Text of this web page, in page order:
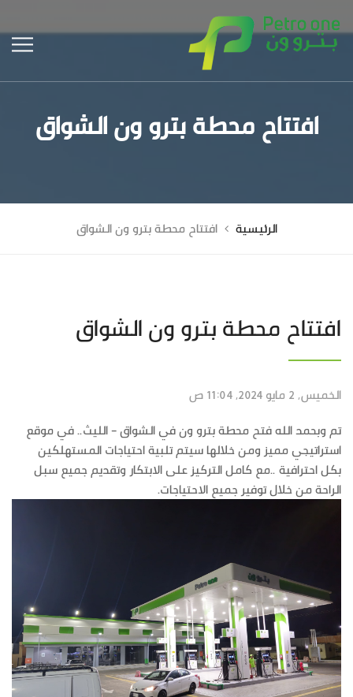
افتتاح محطة بترو ون الشواق
الرئيسية افتتاح محطة بترو ون الشواق
افتتاح محطة بترو ون الشواق
الخميس, 2 مايو 2024, 11:04 ص
تم وبحمد الله فتح محطة بترو ون في الشواق - الليث.. في موقع
استراتيجي مميز ومن خلالها سيتم تلبية احتياجات المستهلكين
بكل احترافية ..مع كامل التركيز على الابتكار وتقديم جميع سبل
الراحة من خلال توفير جميع الاحتياجات.